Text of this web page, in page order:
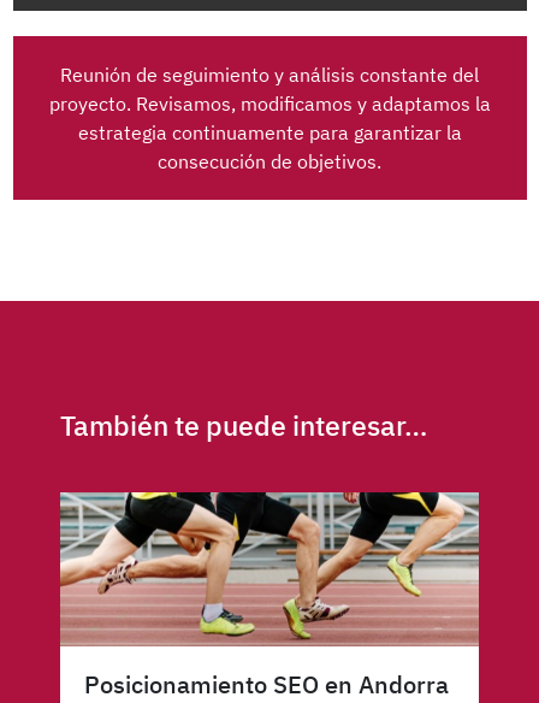
Reunión de seguimiento y análisis constante del
proyecto. Revisamos, modificamos y adaptamos la
estrategia continuamente para garantizar la
consecución de objetivos.
También te puede interesar…
Posicionamiento SEO en Andorra